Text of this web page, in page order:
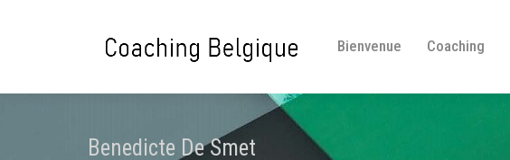
Bienvenue Coaching
Benedicte De Smet